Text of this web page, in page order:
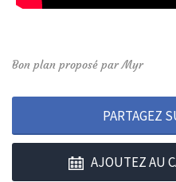
Bon plan proposé par Myr
PARTAGEZ
AJOUTEZ AU